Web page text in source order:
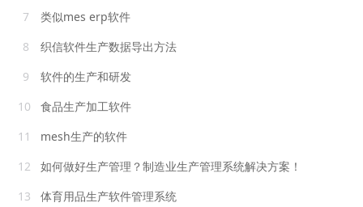
7
类似mes erp软件
8
织信软件生产数据导出方法
9
软件的生产和研发
10
食品生产加工软件
11
mesh生产的软件
12
如何做好生产管理？制造业生产管理系统解决方案！
13
体育用品生产软件管理系统